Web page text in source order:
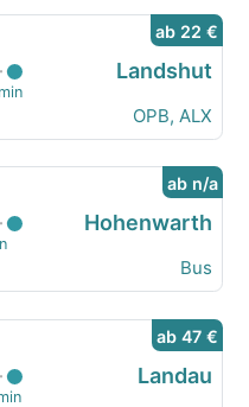
ab 22 €
Landshut
OPB, ALX
ab n/a
Hohenwarth
Bus
ab 47 €
Landau